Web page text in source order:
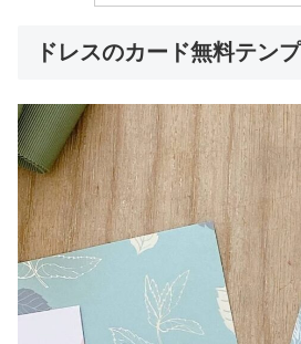
ドレスのカード無料テン